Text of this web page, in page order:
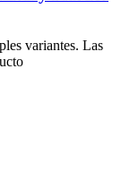
variantes. Las